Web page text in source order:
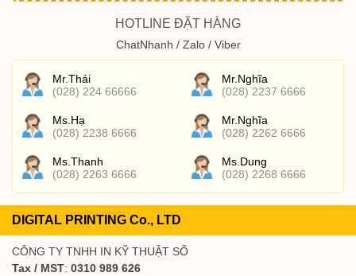
HOTLINE ĐẶT HÀNG
ChatNhanh / Zalo / Viber
Mr.Thái
(028) 224 66666
Mr.Nghĩa
(028) 2237 6666
Ms.Hạ
(028) 2238 6666
Mr.Nghĩa
(028) 2262 6666
Ms.Thanh
(028) 2263 6666
Ms.Dung
(028) 2268 6666
DIGITAL PRINTING Co., LTD
CÔNG TY TNHH IN KỸ THUẬT SỐ
Tax / MST: 0310 989 626